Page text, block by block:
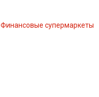
Финансовые супермаркеты